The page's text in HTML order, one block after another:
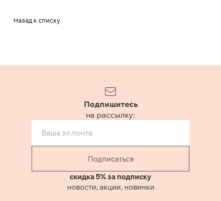
Назад к списку
Подпишитесь
на рассылку:
Подписаться
скидка 5% за подписку
новости, акции, новинки